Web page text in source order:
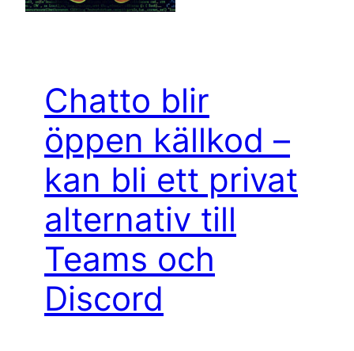
Chatto blir
öppen källkod –
kan bli ett privat
alternativ till
Teams och
Discord